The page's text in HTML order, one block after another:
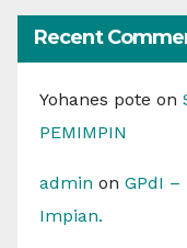
Recent
Yohanes pote on
PEMIMPIN
admin on GPdI –
Impian.